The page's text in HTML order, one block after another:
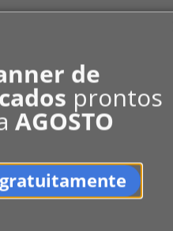
de
prontos
AGOSTO
vulneráveis.